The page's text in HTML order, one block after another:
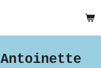
Antoinette